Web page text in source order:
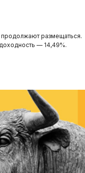
размещаться.
— 14,49%.